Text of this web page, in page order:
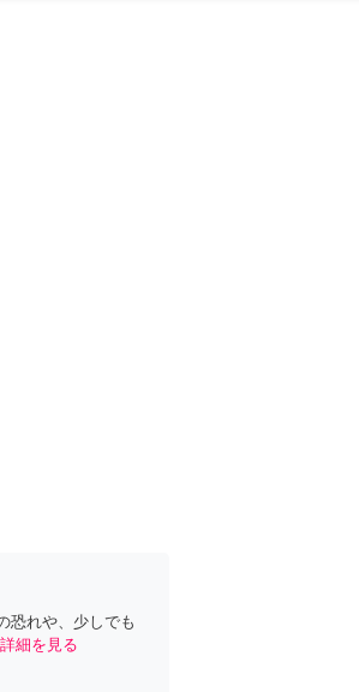
恐れや、少しでも
詳細を見る